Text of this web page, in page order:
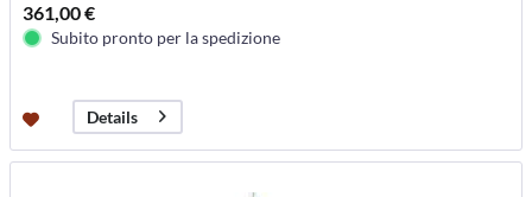
361,00 €
Subito pronto per la spedizione
Details